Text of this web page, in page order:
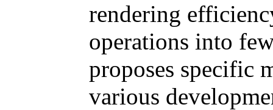
rendering
operations into
proposes specific
various